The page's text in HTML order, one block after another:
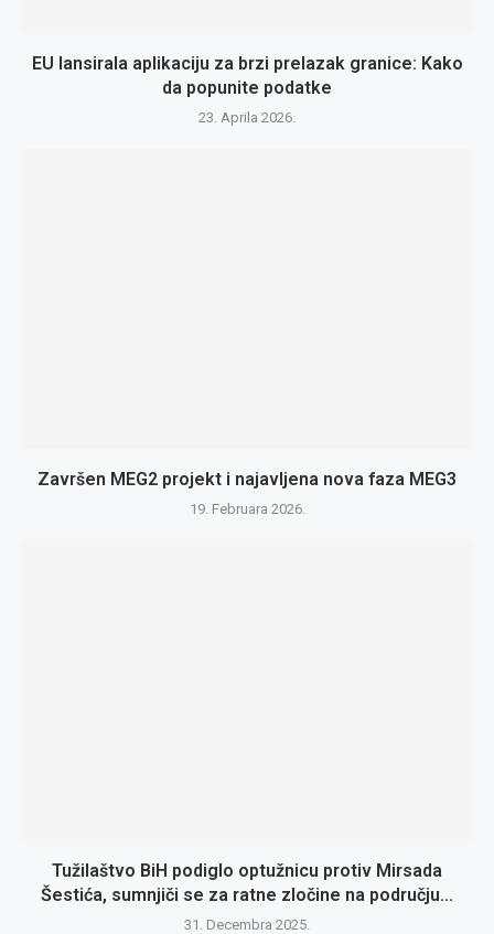
EU lansirala aplikaciju za brzi prelazak granice: Kako
da popunite podatke
23. Aprila 2026.
Završen MEG2 projekt i najavljena nova faza MEG3
19. Februara 2026.
Tužilaštvo BiH podiglo optužnicu protiv Mirsada
Šestića, sumnjiči se za ratne zločine na području...
31. Decembra 2025.